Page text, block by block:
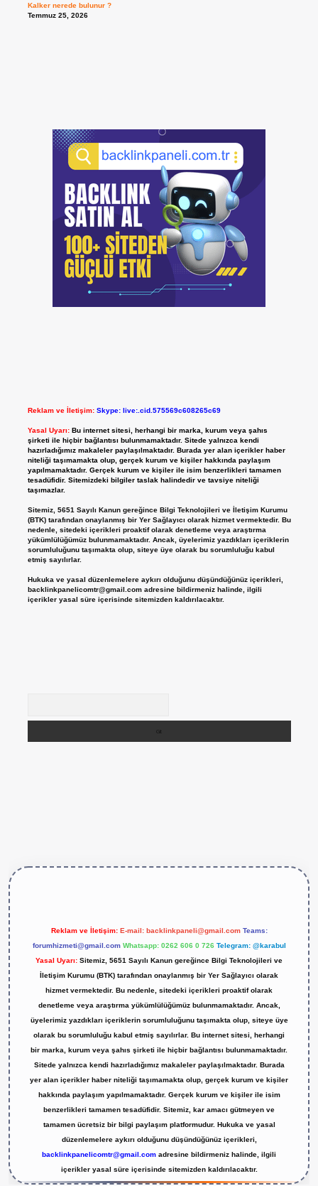
Kalker nerede bulunur ?
Temmuz 25, 2026
Reklam ve İletişim: Skype: live:.cid.575569c608265c69
Yasal Uyarı: Bu internet sitesi, herhangi bir marka, kurum veya şahıs
şirketi ile hiçbir bağlantısı bulunmamaktadır. Sitede yalnızca kendi
hazırladığımız makaleler paylaşılmaktadır. Burada yer alan içerikler haber
niteliği taşımamakta olup, gerçek kurum ve kişiler hakkında paylaşım
yapılmamaktadır. Gerçek kurum ve kişiler ile isim benzerlikleri tamamen
tesadüfidir. Sitemizdeki bilgiler taslak halindedir ve tavsiye niteliği
taşımazlar.
Sitemiz, 5651 Sayılı Kanun gereğince Bilgi Teknolojileri ve İletişim Kurumu
(BTK) tarafından onaylanmış bir Yer Sağlayıcı olarak hizmet vermektedir. Bu
nedenle, sitedeki içerikleri proaktif olarak denetleme veya araştırma
yükümlülüğümüz bulunmamaktadır. Ancak, üyelerimiz yazdıkları içeriklerin
sorumluluğunu taşımakta olup, siteye üye olarak bu sorumluluğu kabul
etmiş sayılırlar.
Hukuka ve yasal düzenlemelere aykırı olduğunu düşündüğünüz içerikleri,
backlinkpanelicomtr@gmail.comadresine bildirmeniz halinde, ilgili
içerikler yasal süre içerisinde sitemizden kaldırılacaktır.
Reklam ve İletişim: E-mail: backlinkpaneli@gmail.com Teams:
forumhizmeti@gmail.com Whatsapp: 0262 606 0 726 Telegram: @karabul
Yasal Uyarı: Sitemiz, 5651 Sayılı Kanun gereğince Bilgi Teknolojileri ve
İletişim Kurumu (BTK) tarafından onaylanmış bir Yer Sağlayıcı olarak
hizmet vermektedir. Bu nedenle, sitedeki içerikleri proaktif olarak
denetleme veya araştırma yükümlülüğümüz bulunmamaktadır. Ancak,
üyelerimiz yazdıkları içeriklerin sorumluluğunu taşımakta olup, siteye üye
olarak bu sorumluluğu kabul etmiş sayılırlar. Bu internet sitesi, herhangi
bir marka, kurum veya şahıs şirketi ile hiçbir bağlantısı bulunmamaktadır.
Sitede yalnızca kendi hazırladığımız makaleler paylaşılmaktadır. Burada
yer alan içerikler haber niteliği taşımamakta olup, gerçek kurum ve kişiler
hakkında paylaşım yapılmamaktadır. Gerçek kurum ve kişiler ile isim
benzerlikleri tamamen tesadüfidir. Sitemiz, kar amacı gütmeyen ve
tamamen ücretsiz bir bilgi paylaşım platformudur. Hukuka ve yasal
düzenlemelere aykırı olduğunu düşündüğünüz içerikleri,
backlinkpanelicomtr@gmail.com adresine bildirmeniz halinde, ilgili
içerikler yasal süre içerisinde sitemizden kaldırılacaktır.